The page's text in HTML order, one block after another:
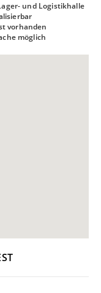
und Logistikhalle
vorhanden
möglich